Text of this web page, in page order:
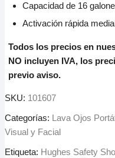
Capacidad de 16
Activación rápida
Todos los precios en
NO incluyen IVA, los
previo aviso.
SKU: 101607
Categorías: Lava Ojos
Visual y Facial
Etiqueta: Hughes Safety